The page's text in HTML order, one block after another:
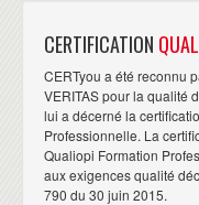
CERTIFICATION
CERTyou a été reconnu
VERITAS pour la qualité
lui a décerné la
Professionnelle. La
Qualiopi Formation
aux exigences qualité
790 du 30 juin 2015.